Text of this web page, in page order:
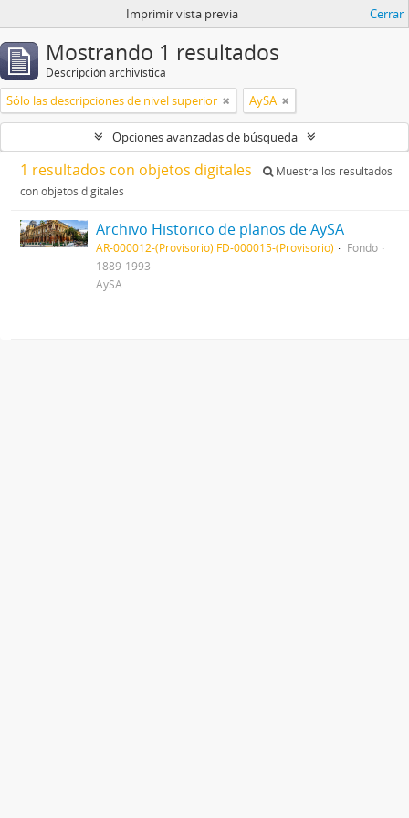
Imprimir vista previa Cerrar
Mostrando 1 resultados
Descripción archivística
Sólo las descripciones de nivel superior AySA
Opciones avanzadas de búsqueda
1 resultados con objetos digitales
Muestra los resultados
con objetos digitales
Archivo Historico de planos de AySA
AR-000012-(Provisorio) FD-000015-(Provisorio)
Fondo
1889-1993
AySA